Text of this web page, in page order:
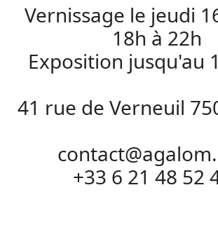
Vernissage le jeudi
18h à 22h
Exposition jusqu'au
41 rue de Verneuil
+33 6 21 48 52